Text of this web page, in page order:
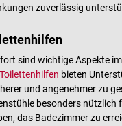
zuverlässig
sind wichtige Aspekte
bieten
und angenehmer zu
besonders nützlich
das Badezimmer zu